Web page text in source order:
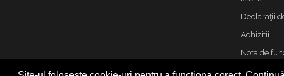
Declaraţii
Achizitii
Nota de
Contact